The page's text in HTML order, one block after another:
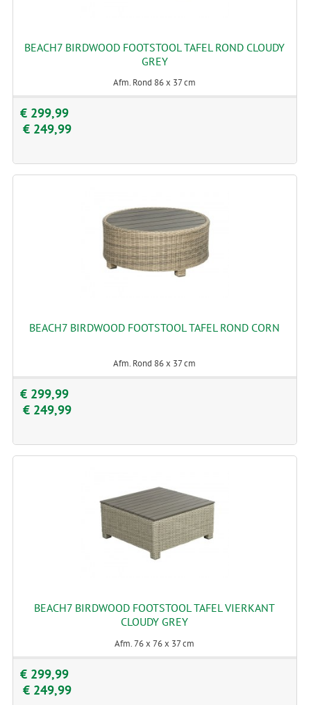
BEACH7 BIRDWOOD FOOTSTOOL TAFEL ROND CLOUDY
GREY
Afm. Rond 86 x 37 cm
€ 299,99
€ 249,99
BEACH7 BIRDWOOD FOOTSTOOL TAFEL ROND CORN
Afm. Rond 86 x 37 cm
€ 299,99
€ 249,99
BEACH7 BIRDWOOD FOOTSTOOL TAFEL VIERKANT
CLOUDY GREY
Afm. 76 x 76 x 37 cm
€ 299,99
€ 249,99